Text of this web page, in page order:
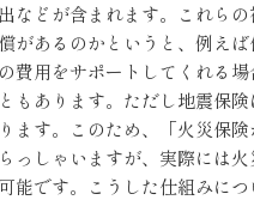
などが含まれます。これら
があるのかというと、例え
費用をサポートしてくれる
もあります。ただし地震保
ます。このため、「火災保
っしゃいますが、実際には
能です。こうした仕組みに